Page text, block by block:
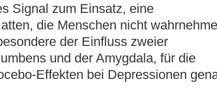
Signal zum Einsatz, eine
die Menschen nicht
der Einfluss zweier
und der Amygdala, für die
Effekten bei Depressionen